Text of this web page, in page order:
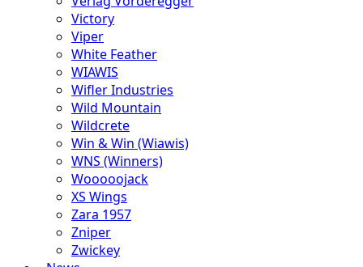
Victory
Viper
White Feather
WIAWIS
Wifler Industries
Wild Mountain
Wildcrete
Win & Win (Wiawis)
WNS (Winners)
Wooooojack
XS Wings
Zara 1957
Zniper
Zwickey